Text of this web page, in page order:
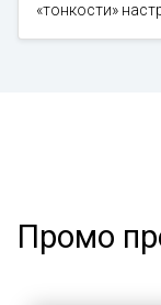
«тонкости»
Промо